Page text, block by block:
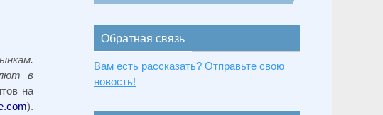
в
на
).
Обратная связь
Вам есть рассказать? Отправьте свою
новость!